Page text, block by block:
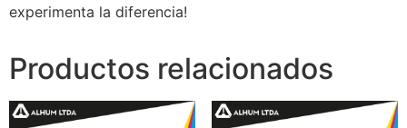
experimenta la diferencia!
Productos relacionados